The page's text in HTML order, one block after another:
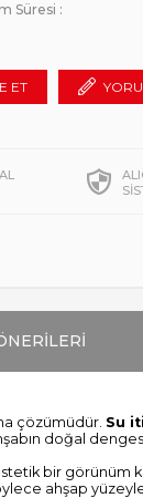
Süresi :
ET
çözümüdür. Su
doğal
bir görünüm
ahşap